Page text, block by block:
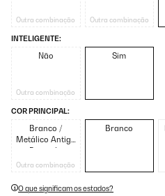
Outra combinação Outra combinação
INTELIGENTE:
Não
Outra combinação
Sim
COR PRINCIPAL:
Branco /
Metálico Antigo
Dourado
Outra combinação
Branco
O que significam os estados?